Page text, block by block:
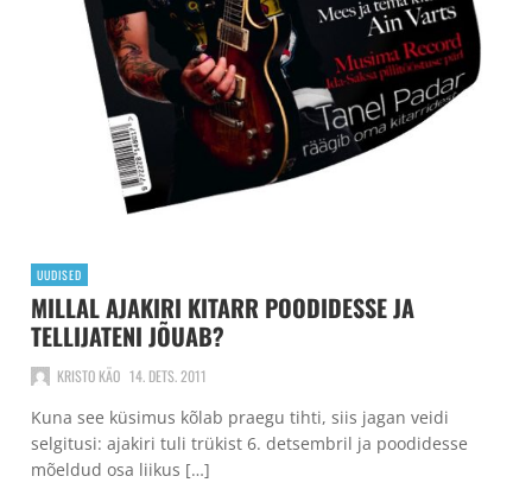
UUDISED
MILLAL AJAKIRI KITARR POODIDESSE JA
TELLIJATENI JÕUAB?
KRISTO KÄO 14. DETS. 2011
Kuna see küsimus kõlab praegu tihti, siis jagan veidi
selgitusi: ajakiri tuli trükist 6. detsembril ja poodidesse
mõeldud osa liikus […]